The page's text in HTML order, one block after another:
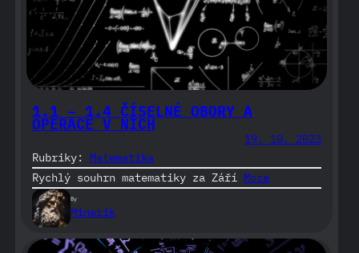
1.1 – 1.4 ČÍSELNÉ OBORY A
OPERACE V NICH
19. 10. 2023
Rubriky: Matematika
Rychlý souhrn matematiky za Září More
By
Minerik